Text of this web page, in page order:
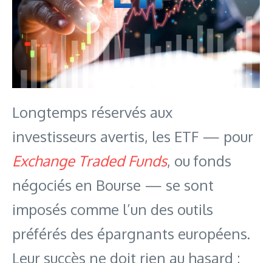
Longtemps réservés aux
investisseurs avertis, les ETF — pour
Exchange Traded Funds, ou fonds
négociés en Bourse — se sont
imposés comme l’un des outils
préférés des épargnants européens.
Leur succès ne doit rien au hasard :